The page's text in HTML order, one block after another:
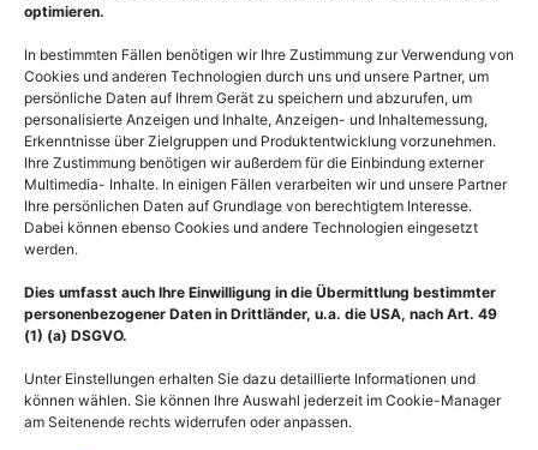
optimieren.
In bestimmten Fällen benötigen wir Ihre Zustimmung zur Verwendung von
Cookies und anderen Technologien durch uns und unsere Partner, um
persönliche Daten auf Ihrem Gerät zu speichern und abzurufen, um
personalisierte Anzeigen und Inhalte, Anzeigen- und Inhaltemessung,
Erkenntnisse über Zielgruppen und Produktentwicklung vorzunehmen.
Ihre Zustimmung benötigen wir außerdem für die Einbindung externer
Multimedia- Inhalte. In einigen Fällen verarbeiten wir und unsere Partner
Ihre persönlichen Daten auf Grundlage von berechtigtem Interesse.
Dabei können ebenso Cookies und andere Technologien eingesetzt
werden.
Dies umfasst auch Ihre Einwilligung in die Übermittlung bestimmter
personenbezogener Daten in Drittländer, u.a. die USA, nach Art. 49
(1) (a) DSGVO.
Unter Einstellungen erhalten Sie dazu detaillierte Informationen und
können wählen. Sie können Ihre Auswahl jederzeit im Cookie-Manager
am Seitenende rechts widerrufen oder anpassen.
Ausführung wählen